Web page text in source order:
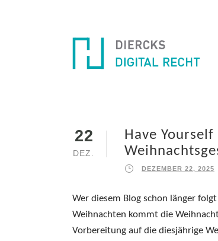
22
DEZ.
Have
DEZEMBER 22, 2025
Wer diesem Blog schon länger
Weihnachten kommt die
Vorbereitung auf die diesjährige